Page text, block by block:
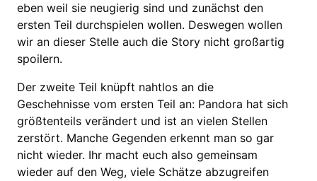
eben weil sie neugierig sind und zunächst den
ersten Teil durchspielen wollen. Deswegen wollen
wir an dieser Stelle auch die Story nicht großartig
spoilern.
Der zweite Teil knüpft nahtlos an die
Geschehnisse vom ersten Teil an: Pandora hat sich
größtenteils verändert und ist an vielen Stellen
zerstört. Manche Gegenden erkennt man so gar
nicht wieder. Ihr macht euch also gemeinsam
wieder auf den Weg, viele Schätze abzugreifen